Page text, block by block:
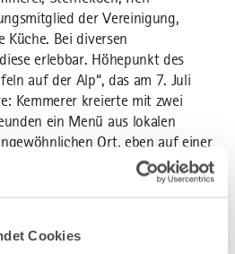
Cookies
der Vereinigung,
Küche. Bei diversen
erlebbar. Höhepunkt des
auf der Alp“, das am 7. Juli
Kemmerer kreierte mit zwei
ein Menü aus lokalen
Ort, eben auf einer
einzigartigen Kulisse des
Allgäuer Kulinarik